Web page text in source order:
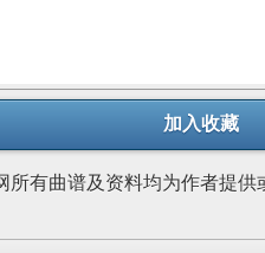
加入收藏
所有曲谱及资料均为作者提